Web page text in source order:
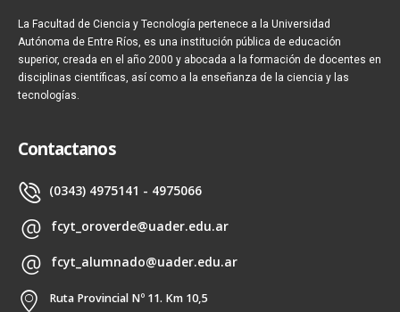
La Facultad de Ciencia y Tecnología pertenece a la Universidad
Autónoma de Entre Ríos, es una institución pública de educación
superior, creada en el año 2000 y abocada a la formación de docentes en
disciplinas científicas, así como a la enseñanza de la ciencia y las
tecnologías.
Contactanos
(0343) 4975141 - 4975066
fcyt_oroverde@uader.edu.ar
fcyt_alumnado@uader.edu.ar
Ruta Provincial Nº 11. Km 10,5